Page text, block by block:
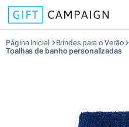
Página Inicial Brindes para o Verão
Toalhas de banho personalizadas